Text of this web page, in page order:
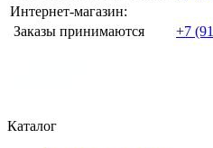
Интернет-магазин:
Заказы принимаются
+7
Каталог